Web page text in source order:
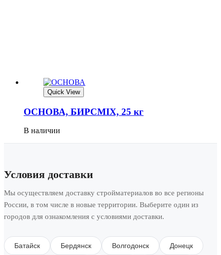
Quick View
ОСНОВА, БИРСMIX, 25 кг
В наличии
Условия доставки
Мы осуществляем доставку стройматериалов во все регионы
России, в том числе в новые территории. Выберите один из
городов для ознакомления с условиями доставки.
Батайск Бердянск Волгодонск Донецк